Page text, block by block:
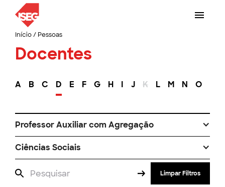
Início/ Pessoas
Docentes
A B C D E F G H I J K L M N O
Professor Auxiliar com Agregação
Ciências Sociais
Limpar Filtros